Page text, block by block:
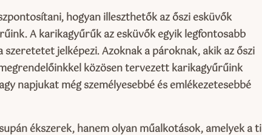
hogyan illeszthetők az őszi esküvők
A karikagyűrűk az esküvők egyik legfontosabb
szeretetet jelképezi. Azoknak a pároknak, akik az őszi
közösen tervezett karikagyűrűink
napjukat még személyesebbé és emlékezetesebbé
ékszerek, hanem olyan műalkotások, amelyek a ti